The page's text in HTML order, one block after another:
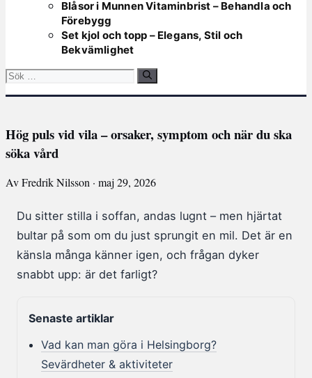
Blåsor i Munnen Vitaminbrist – Behandla och
Förebygg
Set kjol och topp – Elegans, Stil och
Bekvämlighet
Sök
Hög puls vid vila – orsaker, symptom och när du ska
söka vård
Av Fredrik Nilsson · maj 29, 2026
Du sitter stilla i soffan, andas lugnt – men hjärtat
bultar på som om du just sprungit en mil. Det är en
känsla många känner igen, och frågan dyker
snabbt upp: är det farligt?
Senaste artiklar
Vad kan man göra i Helsingborg?
Sevärdheter & aktiviteter